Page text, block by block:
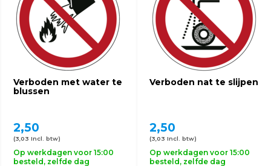
Verboden met water te
blussen
2,50
(3,03 Incl. btw)
Op werkdagen voor 15:00
besteld, zelfde dag
Verboden nat te slijpen
2,50
(3,03 Incl. btw)
Op werkdagen voor 15:00
besteld, zelfde dag